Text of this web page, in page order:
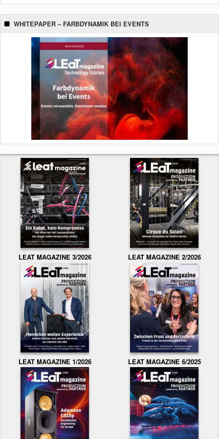
WHITEPAPER – FARBDYNAMIK BEI EVENTS
LEAT MAGAZINE 3/2026 LEAT MAGAZINE 2/2026
LEAT MAGAZINE 1/2026 LEAT MAGAZINE 6/2025